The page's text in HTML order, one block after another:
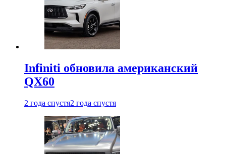
Infiniti обновила американский
QX60
2 года спустя2 года спустя